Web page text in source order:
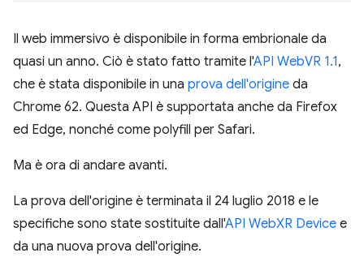
Il web immersivo è disponibile in forma embrionale da
quasi un anno. Ciò è stato fatto tramite l'API WebVR 1.1,
che è stata disponibile in una prova dell'origine da
Chrome 62. Questa API è supportata anche da Firefox
ed Edge, nonché come polyfill per Safari.
Ma è ora di andare avanti.
La prova dell'origine è terminata il 24 luglio 2018 e le
specifiche sono state sostituite dall'API WebXR Device e
da una nuova prova dell'origine.